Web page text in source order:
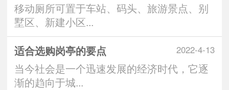
移动厕所可置于车站、码头、旅游景点、别
墅区、新建小区...
2022-4-13
适合选购岗亭的要点
当今社会是一个迅速发展的经济时代，它逐
渐的趋向于城...